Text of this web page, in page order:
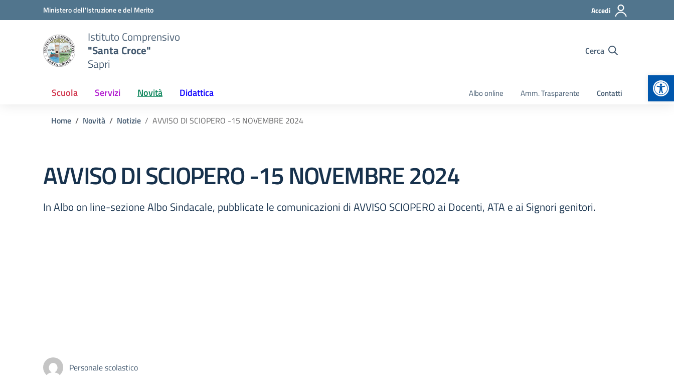
Vai ai contenuti
Vai al menu di navigazioneMinistero dell'Istruzione e del Merito Accedi
Istituto Comprensivo
"Santa Croce"
Sapri
Cerca
Scuola Servizi Novità Didattica Albo online Amm. Trasparente Contatti
Home Novità Notizie AVVISO DI SCIOPERO -15 NOVEMBRE 2024
AVVISO DI SCIOPERO -15 NOVEMBRE 2024
In Albo on line-sezione Albo Sindacale, pubblicate le comunicazioni di AVVISO SCIOPERO ai Docenti, ATA e ai Signori genitori.
Personale scolastico